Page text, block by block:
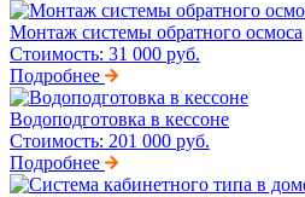
Монтаж системы обратного осмоса
Стоимость: 31 000 руб.
Подробнее
Водоподготовка в кессоне
Стоимость: 201 000 руб.
Подробнее